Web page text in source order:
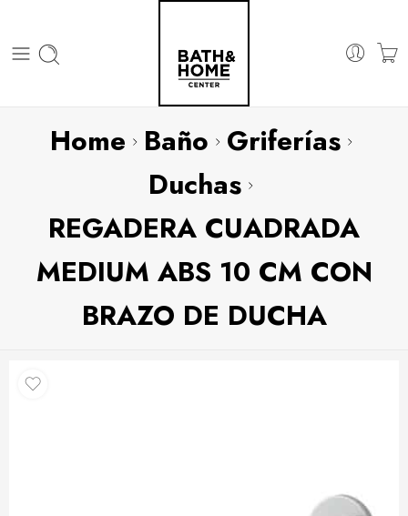
Home Baño Griferías
Duchas
REGADERA CUADRADA
MEDIUM ABS 10 CM CON
BRAZO DE DUCHA